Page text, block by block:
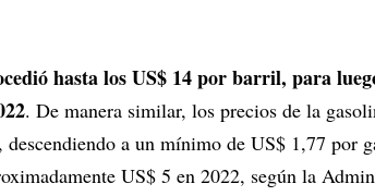
hasta los US$ 14 por barril, para
. De manera similar, los precios de la
a un mínimo de US$ 1,77 por
US$ 5 en 2022, según la